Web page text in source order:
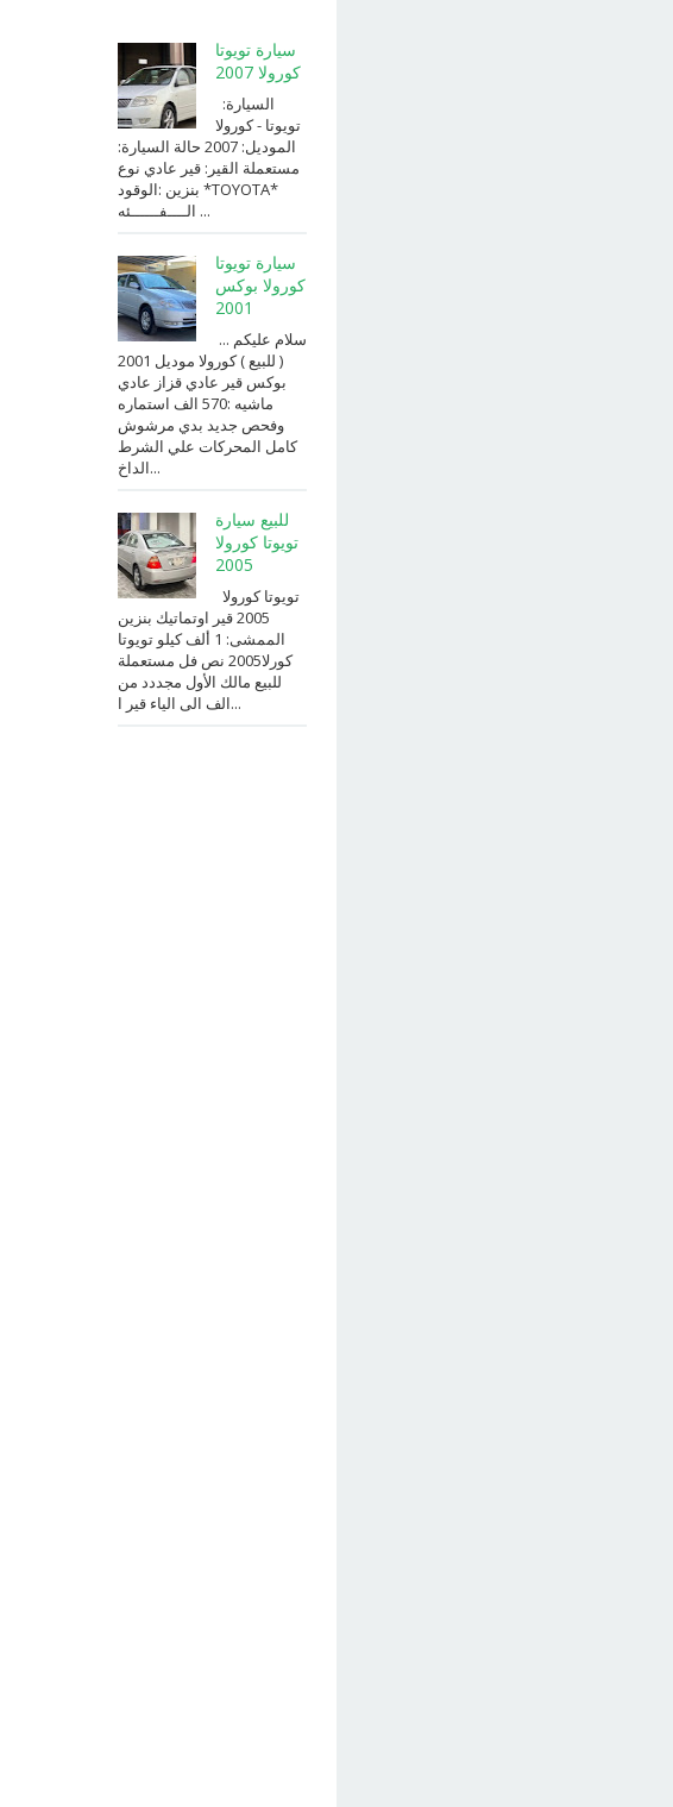
سيارة تويوتا
كورولا 2007
⁨تويوتا⁩ - ⁨كورولا⁩
الموديل: ⁨2007⁩ حالة السيارة:
⁨مستعملة⁩ القير: ⁨قير عادي⁩ نوع
الوقود: ⁨بنزين⁩ *TOYOTA*
الــــفــــــئه ...
سيارة تويوتا
كورولا بوكس
2001
سلام عليكم ...
( للبيع ) كورولا موديل 2001
بوكس قير عادي قزاز عادي
ماشيه :570 الف استماره
وفحص جديد بدي مرشوش
كامل المحركات علي الشرط
الداخ...
للبيع سيارة
تويوتا كورولا
2005
2005 قير اوتماتيك بنزين
الممشى: 1 ألف كيلو تويوتا
كورلا2005 نص فل مستعملة
للبيع مالك الأول مجددد من
الف الى الياء قير ا...